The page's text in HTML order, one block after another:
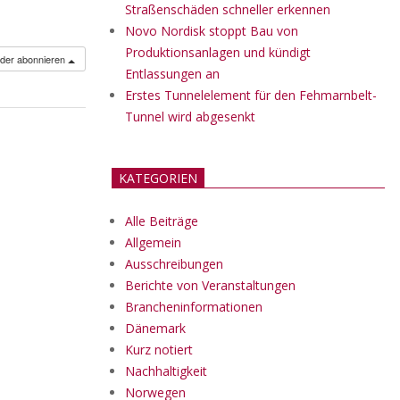
abonnieren
Straßenschäden schneller erkennen
Novo Nordisk stoppt Bau von
Produktionsanlagen und kündigt
Entlassungen an
Erstes Tunnelelement für den Fehmarnbelt-
Tunnel wird abgesenkt
KATEGORIEN
Alle Beiträge
Allgemein
Ausschreibungen
Berichte von Veranstaltungen
Brancheninformationen
Dänemark
Kurz notiert
Nachhaltigkeit
Norwegen